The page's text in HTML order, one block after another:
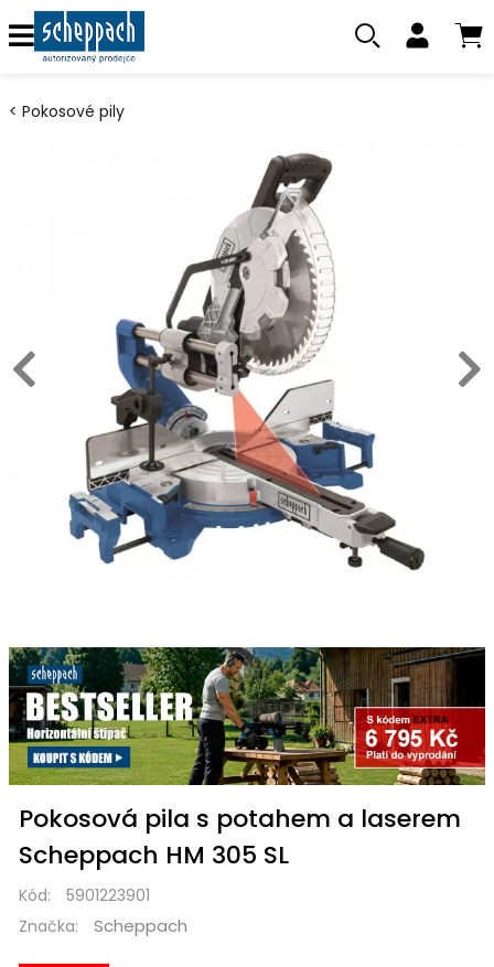
Pokosové pily
Pokosová pila s potahem a laserem
Scheppach HM 305 SL
Kód:
5901223901
Značka:
Scheppach